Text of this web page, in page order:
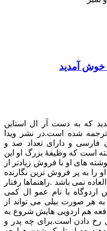
خوش آمدید
که به دست آر ال استاین
شده است.در نشر ویدا
فارسی و دارای تعداد صد و
است که وظیفهٔ بزرگ او این
های او با فروش زیادتر از
را به پر فروش ترین نگارنده
نمی باشد .راهنماها رفتار
اردوگاه با نام عمو ال کمی
هر صورت بیلی می تواند از
هم اردویی هایش شروع به
رخ دادن است.برای چه پدر و